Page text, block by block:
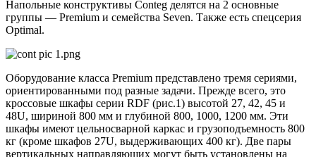
Напольные конструктивы Conteg делятся на 2 основные
группы — Premium и семейства Seven. Также есть спецсерия
Optimal.
Оборудование класса Premium представлено тремя сериями,
ориентированными под разные задачи. Прежде всего, это
кроссовые шкафы серии RDF (рис.1) высотой 27, 42, 45 и
48U, шириной 800 мм и глубиной 800, 1000, 1200 мм. Эти
шкафы имеют цельносварной каркас и грузоподъемность 800
кг (кроме шкафов 27U, выдерживающих 400 кг). Две пары
вертикальных направляющих могут быть установлены на